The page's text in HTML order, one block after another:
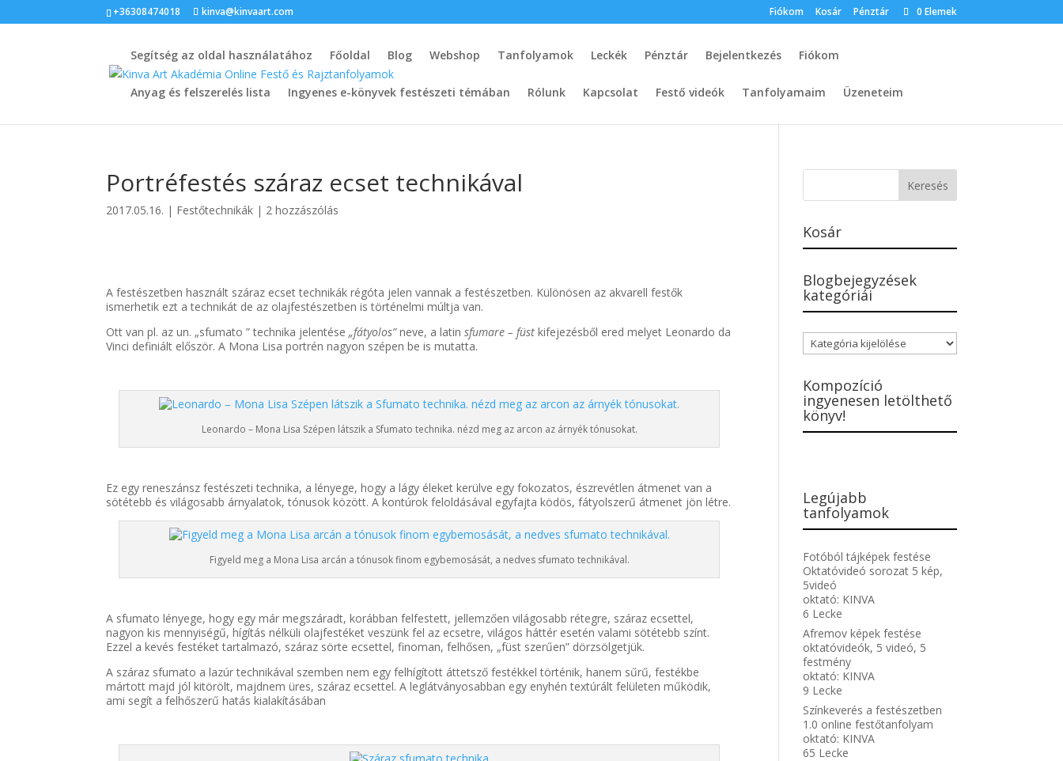
+36308474018 kinva@kinvaart.com Fiókom Kosár Pénztár 0 Elemek
Segítség az oldal használatához Főoldal Blog Webshop Tanfolyamok Leckék Pénztár Bejelentkezés Fiókom
Anyag és felszerelés lista Ingyenes e-könyvek festészeti témában Rólunk Kapcsolat Festő videók Tanfolyamaim Üzeneteim
Portréfestés száraz ecset technikával
2017.05.16. | Festőtechnikák | 2 hozzászólás
A festészetben használt száraz ecset technikák régóta jelen vannak a festészetben. Különösen az akvarell festők
ismerhetik ezt a technikát de az olajfestészetben is történelmi múltja van.
Ott van pl. az un. „sfumato ” technika jelentése„fátyolos”neve, a latinsfumare – füst kifejezésből ered melyet Leonardo da
Vinci definiált először. A Mona Lisa portrén nagyon szépen be is mutatta.
Leonardo – Mona Lisa Szépen látszik a Sfumato technika. nézd meg az arcon az árnyék tónusokat.
Ez egy reneszánsz festészeti technika, a lényege, hogy a lágy éleket kerülve egy fokozatos, észrevétlen átmenet van a
sötétebb és világosabb árnyalatok, tónusok között. A kontúrok feloldásával egyfajta ködös, fátyolszerű átmenet jön létre.
Figyeld meg a Mona Lisa arcán a tónusok finom egybemosását, a nedves sfumato technikával.
A sfumato lényege, hogy egy már megszáradt, korábban felfestett, jellemzően világosabb rétegre, száraz ecsettel,
nagyon kis mennyiségű, hígítás nélküli olajfestéket veszünk fel az ecsetre, világos háttér esetén valami sötétebb színt.
Ezzel a kevés festéket tartalmazó, száraz sörte ecsettel, finoman, felhősen, „füst szerűen” dörzsölgetjük.
A száraz sfumato a lazúr technikával szemben nem egy felhígított áttetsző festékkel történik, hanem sűrű, festékbe
mártott majd jól kitörölt, majdnem üres, száraz ecsettel. A leglátványosabban egy enyhén textúrált felületen működik,
ami segít a felhőszerű hatás kialakításában
Kosár
Blogbejegyzések
kategóriái
Blogbejegyzések
kategóriái
Kompozíció
ingyenesen letölthető
könyv!
Legújabb
tanfolyamok
Fotóból tájképek festése
Oktatóvideó sorozat 5 kép,
5videó
oktató: KINVA
6 Lecke
Afremov képek festése
oktatóvideók, 5 videó, 5
festmény
oktató: KINVA
9 Lecke
Színkeverés a festészetben
1.0 online festőtanfolyam
oktató: KINVA
65 Lecke